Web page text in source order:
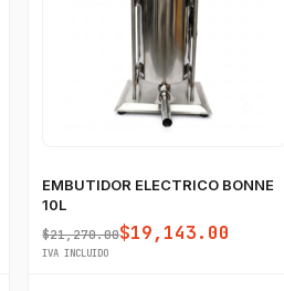
EMBUTIDOR ELECTRICO BONNE
10L
$21,270.00$19,143.00
IVA INCLUIDO